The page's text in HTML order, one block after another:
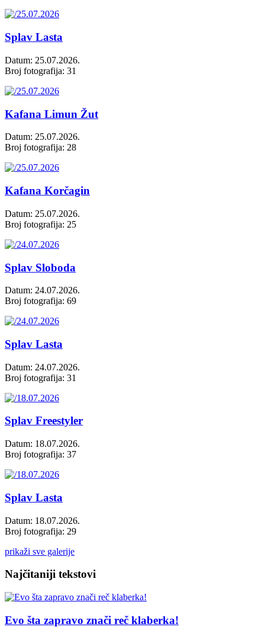
Splav Lasta
Datum: 25.07.2026.
Broj fotografija: 31
Kafana Limun Žut
Datum: 25.07.2026.
Broj fotografija: 28
Kafana Korčagin
Datum: 25.07.2026.
Broj fotografija: 25
Splav Sloboda
Datum: 24.07.2026.
Broj fotografija: 69
Splav Lasta
Datum: 24.07.2026.
Broj fotografija: 31
Splav Freestyler
Datum: 18.07.2026.
Broj fotografija: 37
Splav Lasta
Datum: 18.07.2026.
Broj fotografija: 29
prikaži sve galerije
Najčitaniji tekstovi
Evo šta zapravo znači reč klaberka!